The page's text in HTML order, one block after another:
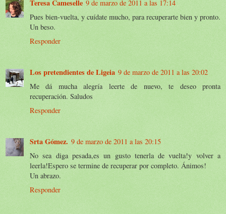
Teresa Cameselle 9 de marzo de 2011 a las 17:14
Pues bien-vuelta, y cuídate mucho, para recuperarte bien y pronto.
Un beso.
Responder
Los pretendientes de Ligeia 9 de marzo de 2011 a las 20:02
Me dá mucha alegría leerte de nuevo, te deseo pronta
recuperación. Saludos
Responder
Srta Gómez. 9 de marzo de 2011 a las 20:15
No sea diga pesada,es un gusto tenerla de vuelta!y volver a
leerla!Espero se termine de recuperar por completo. Ánimos!
Un abrazo.
Responder